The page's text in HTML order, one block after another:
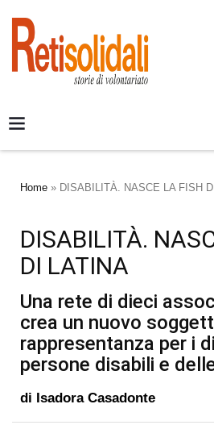
Home » DISABILITÀ. NASCE LA FISH
DISABILITÀ.
DI LATINA
Una rete di dieci
crea un nuovo
rappresentanza per i
persone disabili e
di Isadora Casadonte